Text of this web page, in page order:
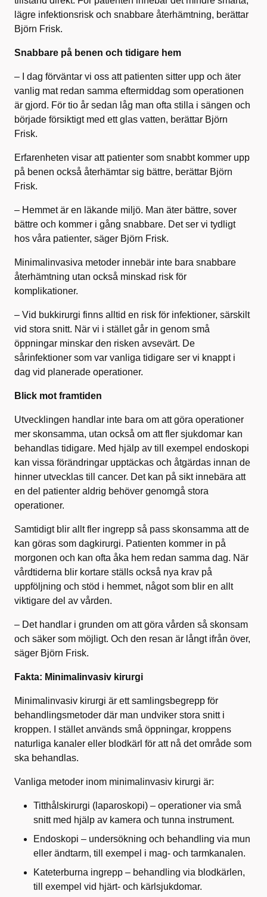
lägre infektionsrisk och snabbare återhämtning, berättar
Björn Frisk.
Snabbare på benen och tidigare hem
– I dag förväntar vi oss att patienten sitter upp och äter
vanlig mat redan samma eftermiddag som operationen
är gjord. För tio år sedan låg man ofta stilla i sängen och
började försiktigt med ett glas vatten, berättar Björn
Frisk.
Erfarenheten visar att patienter som snabbt kommer upp
på benen också återhämtar sig bättre, berättar Björn
Frisk.
– Hemmet är en läkande miljö. Man äter bättre, sover
bättre och kommer i gång snabbare. Det ser vi tydligt
hos våra patienter, säger Björn Frisk.
Minimalinvasiva metoder innebär inte bara snabbare
återhämtning utan också minskad risk för
komplikationer.
– Vid bukkirurgi finns alltid en risk för infektioner, särskilt
vid stora snitt. När vi i stället går in genom små
öppningar minskar den risken avsevärt. De
sårinfektioner som var vanliga tidigare ser vi knappt i
dag vid planerade operationer.
Blick mot framtiden
Utvecklingen handlar inte bara om att göra operationer
mer skonsamma, utan också om att fler sjukdomar kan
behandlas tidigare. Med hjälp av till exempel endoskopi
kan vissa förändringar upptäckas och åtgärdas innan de
hinner utvecklas till cancer. Det kan på sikt innebära att
en del patienter aldrig behöver genomgå stora
operationer.
Samtidigt blir allt fler ingrepp så pass skonsamma att de
kan göras som dagkirurgi. Patienten kommer in på
morgonen och kan ofta åka hem redan samma dag. När
vårdtiderna blir kortare ställs också nya krav på
uppföljning och stöd i hemmet, något som blir en allt
viktigare del av vården.
– Det handlar i grunden om att göra vården så skonsam
och säker som möjligt. Och den resan är långt ifrån över,
säger Björn Frisk.
Fakta: Minimalinvasiv kirurgi
Minimalinvasiv kirurgi är ett samlingsbegrepp för
behandlingsmetoder där man undviker stora snitt i
kroppen. I stället används små öppningar, kroppens
naturliga kanaler eller blodkärl för att nå det område som
ska behandlas.
Vanliga metoder inom minimalinvasiv kirurgi är:
Titthålskirurgi (laparoskopi) – operationer via små
snitt med hjälp av kamera och tunna instrument.
Endoskopi – undersökning och behandling via mun
eller ändtarm, till exempel i mag‑ och tarmkanalen.
Kateterburna ingrepp – behandling via blodkärlen,
till exempel vid hjärt‑ och kärlsjukdomar.